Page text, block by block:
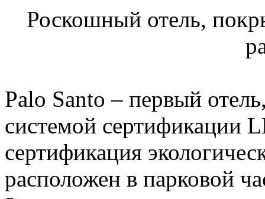
Роскошный отель,
Palo Santo – первый
системой сертификации
сертификация
расположен в парковой